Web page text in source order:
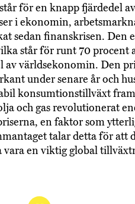
för en knapp fjärdedel
i ekonomin,
sedan finanskrisen. Den
står för runt 70 procent
av världsekonomin. Den
under senare år och
konsumtionstillväxt
och gas revolutionerat
en faktor som
talar detta för att
en viktig global